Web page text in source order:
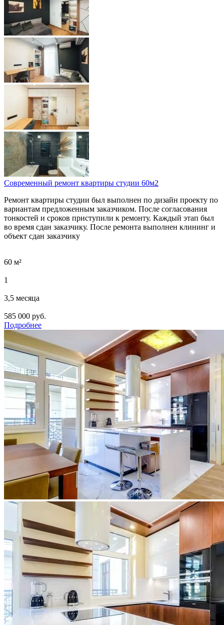
Современный ремонт квартиры студии 60м2
Ремонт квартиры студии был выполнен по дизайн проекту по
вариантам предложенным заказчиком. После согласования
тонкостей и сроков приступили к ремонту. Каждый этап был
во время сдан заказчику. После ремонта выполнен клининг и
объект сдан заказчику
60 м²
1
3,5 месяца
585 000 руб.
Подробнее